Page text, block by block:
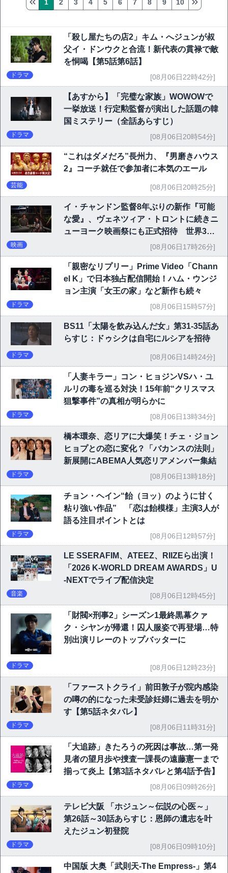
1 2 3 4 5 6 7 8 9 10
「殺し屋たちの店2」キム・へジュンが叔
父イ・ドンウクと合流！新代表の貫禄で敵
を恫喝【第5話第6話】
ドラマ [08月06日22時42分]
【あすから】「完璧な家族」WOWOWで
一挙放送！行定勲監督が演出した話題の韓
国ミステリー（全話あらすじ）
ドラマ [08月06日20時54分]
“これはダメだろ”長州力、『男磨きハウス
2』コーチ就任で参加者に本気のエール
芸能 [08月06日20時25分]
イ・チャンドン監督8年ぶりの新作『可能
な愛』、ヴェネツィア・トロントに続きニ
ューヨーク映画祭にも正式招待 世界3大
映画祭で快挙｜Netflix映画
映画 [08月06日17時26分]
「親密なリプリー」Prime Video「Chann
el K」で日本独占配信開始！ハム・ウンジ
ョン主演「女王の家」など新作も続々
ドラマ [08月06日15時57分]
BS11「太陽を飲み込んだ女」第31-35話あ
らすじ：ドゥシクは自宅にルシアを招待
ドラマ [08月06日14時24分]
「人妻キラー」コン・ヒョジンVSハ・ユ
ルリの毒を巡る対決！15年前“クリスマス
狙撃事件”の真相が明らかに
ドラマ [08月06日13時34分]
橋本環奈、恋リアに大爆笑！チェ・ジョン
ヒョプとの恋に変化？「バカンスの法則」
新展開にABEMA人気恋リアメンバー集結
ドラマ [08月06日13時18分]
チョン・ヘイン“飴（ヨッ）のように甘く
粘り強い作品” 「恋は飴模様」主演3人が
語る注目ポイントとは
ドラマ [08月06日12時57分]
LE SSERAFIM、ATEEZ、RIIZEら出演！
「2026 K-WORLD DREAM AWARDS」U
-NEXTでライブ配信決定
音楽 [08月06日12時45分]
「財閥×刑事2」シーズン1最終黒幕クァ
ク・シヤンが帰還！囚人服姿で再登場…特
別出演リレーのトップバッターに
ドラマ [08月06日12時23分]
「ファーストクライ」前田敦子が院内感染
の噂の的になった未受診妊婦に過去を明か
す【第5話ネタバレ】
ドラマ [08月06日11時31分]
「大追跡」きたろうの死因は事故…第一発
見者の望月歩や捜査一課長の遠藤憲一まで
揃って炎上【第3話ネタバレと第4話予告】
ドラマ [08月06日09時26分]
テレビ大阪 「ホジュン～伝説の心医～」
第26話～30話あらすじ：恩師の遺志を叶
えたジュン初登院
ドラマ [08月06日09時10分]
中国版 大奥「武則天-The Empress-」第4